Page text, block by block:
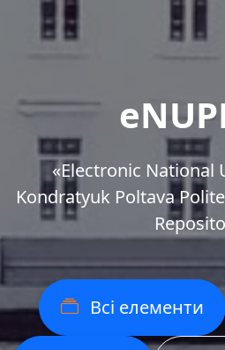
«Еlectronic National
Kondratyuk Poltava
Всі елементи